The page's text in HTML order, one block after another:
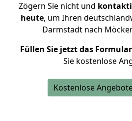
Zögern Sie nicht und
heute, um Ihren
Darmstadt nach
Füllen Sie jetzt das
Sie kostenlose
Kostenlose